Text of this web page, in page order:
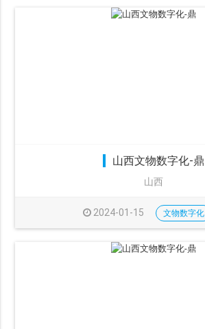
山西文物数字化-鼎
山西
2024-01-15 文物数字化